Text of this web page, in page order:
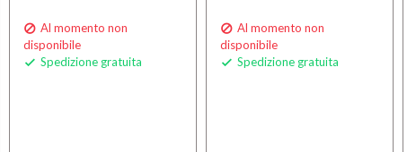
 Al momento non
disponibile
 Spedizione gratuita
 Al momento non
disponibile
 Spedizione gratuita